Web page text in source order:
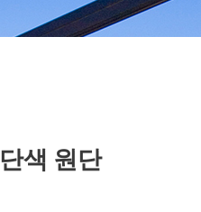
단색 원단